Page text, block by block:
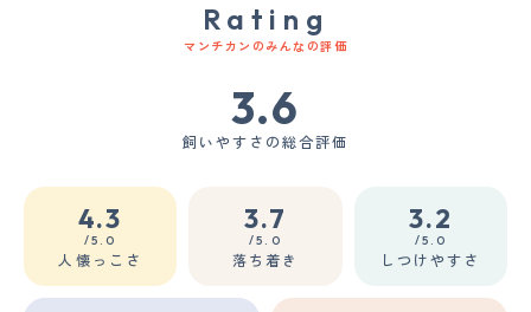
Rating
マンチカンのみんなの評価
3.6
飼いやすさの総合評価
4.3
/5.0
人懐っこさ
3.7
/5.0
落ち着き
3.2
/5.0
しつけやすさ